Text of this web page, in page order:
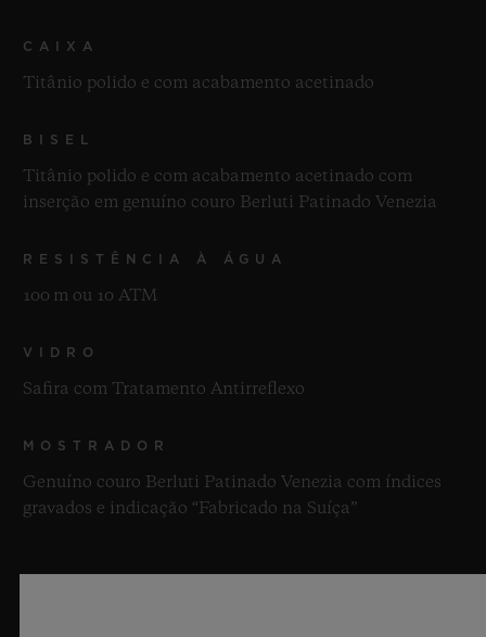
CAIXA
Titânio polido e com acabamento acetinado
BISEL
Titânio polido e com acabamento acetinado com
inserção em genuíno couro Berluti Patinado Venezia
RESISTÊNCIA À ÁGUA
100 m ou 10 ATM
VIDRO
Safira com Tratamento Antirreflexo
MOSTRADOR
Genuíno couro Berluti Patinado Venezia com índices
gravados e indicação “Fabricado na Suíça”